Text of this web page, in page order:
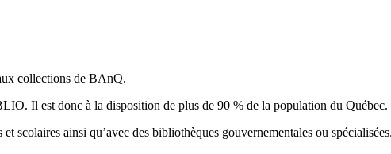
collections de BAnQ.
Il est donc à la disposition de plus de 90 % de la population du Québec.
scolaires ainsi qu’avec des bibliothèques gouvernementales ou